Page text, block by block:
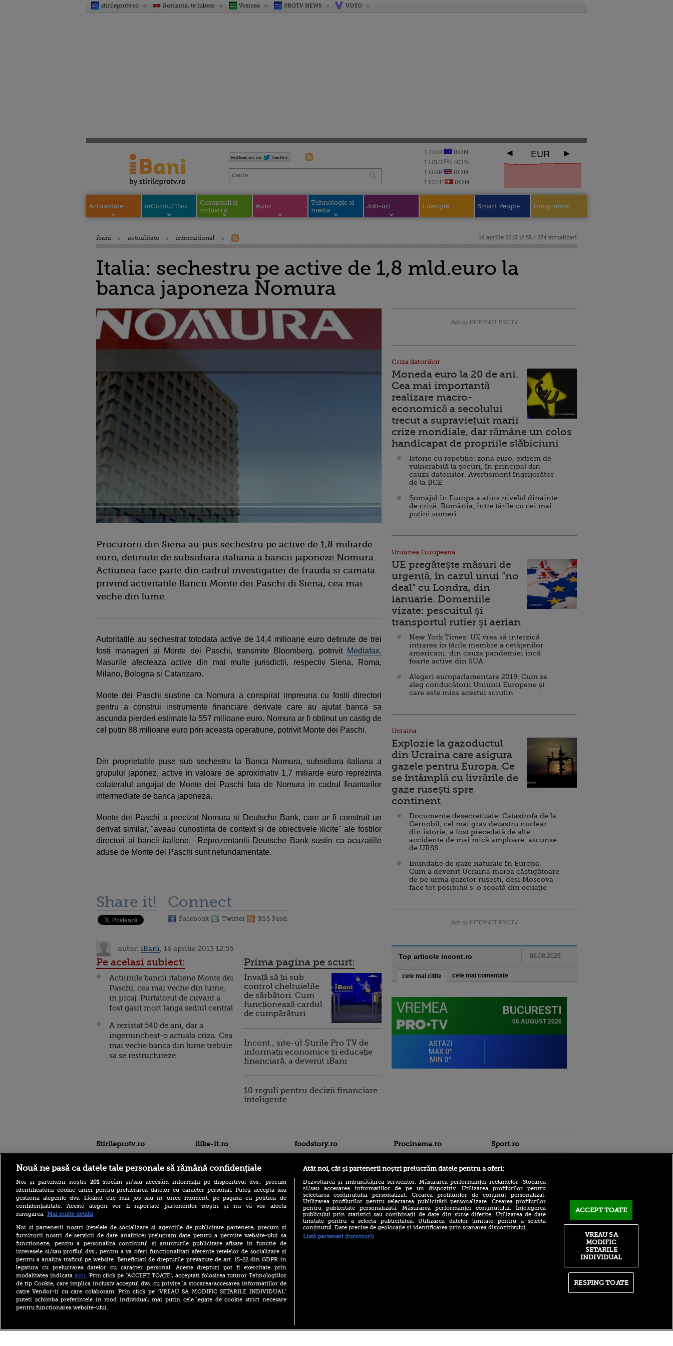
stirileprotv.ro Romania, te iubesc Vremea PROTV NEWS VOYO
1 EUR
RON
1 USD
RON
1 GBP
RON
1 CHF
RON
EUR
Actualitate inContul Tau
Companii si
industrii
Auto
Tehnologie si
media
Job-uri Lifestyle Smart People Infografice
ibani actualitate international 16 aprilie 2013 12:55 / 274 vizualizari
Italia: sechestru pe active de 1,8 mld.euro la
banca japoneza Nomura
Procurorii din Siena au pus sechestru pe active de 1,8 miliarde
euro, detinute de subsidiara italiana a bancii japoneze Nomura.
Actiunea face parte din cadrul investigatiei de frauda si camata
privind activitatile Bancii Monte dei Paschi di Siena, cea mai
veche din lume.
Autoritatile au sechestrat totodata active de 14,4 milioane euro detinute de trei
fosti manageri ai Monte dei Paschi, transmite Bloomberg, potrivit Mediafax.
Masurile afecteaza active din mai multe jurisdictii, respectiv Siena, Roma,
Milano, Bologna si Catanzaro.
Monte dei Paschi sustine ca Nomura a conspirat impreuna cu fostii directori
pentru a construi instrumente financiare derivate care au ajutat banca sa
ascunda pierderi estimate la 557 milioane euro. Nomura ar fi obtinut un castig de
cel putin 88 milioane euro prin aceasta operatiune, potrivit Monte dei Paschi.
Din proprietatile puse sub sechestru la Banca Nomura, subsidiara italiana a
grupului japonez, active in valoare de aproximativ 1,7 miliarde euro reprezinta
colateralul angajat de Monte dei Paschi fata de Nomura in cadrul finantarilor
intermediate de banca japoneza.
Monte dei Paschi a precizat Nomura si Deutsche Bank, care ar fi construit un
derivat similar, "aveau cunostinta de context si de obiectivele ilicite" ale fostilor
directori ai bancii italiene. Reprezentantii Deutsche Bank sustin ca acuzatiile
aduse de Monte dei Paschi sunt nefundamentate.
Share it! Connect
Facebook Twitter RSS Feed
autor: iBani , 16 aprilie 2013 12:55
Pe acelasi subiect:
Actiunile bancii italiene Monte dei
Paschi, cea mai veche din lume,
in picaj. Purtatorul de cuvant a
fost gasit mort langa sediul central
A rezistat 540 de ani, dar a
ingenuncheat-o actuala criza. Cea
mai veche banca din lume trebuie
sa se restructureze
Prima pagina pe scurt:
Invață să ții sub
control cheltuielile
de sărbători. Cum
funcționează cardul
de cumpărături
Incont , site-ul Știrile Pro TV de
informații economice și educație
financiară, a devenit iBani
10 reguli pentru decizii financiare
inteligente
Ads by INTERNET PROTV
Criza datoriilor
Moneda euro la 20 de ani.
Cea mai importantă
realizare macro-
economică a secolului
trecut a supraviețuit marii
crize mondiale, dar rămâne un colos
handicapat de propriile slăbiciuni
Istorie cu repetiție: zona euro, extrem de
vulnerabilă la șocuri, în principal din
cauza datoriilor. Avertisment îngrijorător
de la BCE
Șomajul în Europa a atins nivelul dinainte
de criză. România, între țările cu cei mai
puțini șomeri
Uniunea Europeana
UE pregătește măsuri de
urgență, în cazul unui ”no
deal” cu Londra, din
ianuarie. Domeniile
vizate: pescuitul şi
transportul rutier şi aerian
New York Times: UE vrea să interzică
intrarea în țările membre a cetăţenilor
americani, din cauza pandemiei încă
foarte active din SUA
Alegeri europarlamentare 2019: Cum se
aleg conducătorii Uniunii Europene și
care este miza acestui scrutin
Ucraina
Explozie la gazoductul
din Ucraina care asigura
gazele pentru Europa. Ce
se întâmplă cu livrările de
gaze rusești spre
continent
Documente desecretizate: Catastrofa de la
Cernobîl, cel mai grav dezastru nuclear
din istorie, a fost precedată de alte
accidente de mai mică amploare, ascunse
de URSS
Inundație de gaze naturale în Europa.
Cum a devenit Ucraina marea câștigătoare
de pe urma gazelor rusești, deși Moscova
face tot posibilul s-o scoată din ecuație
Ads by INTERNET PROTV
Top articole incont.ro 06.08.2026
cele mai citite cele mai comentate
Stirileprotv.ro
oraşe mari ale sale intră sub
alertă roșie de căldură
extremă
Fostul comandant-șef al
armatei ucrainene, după
declarațiile controversate:
Sunt pentru NATO, dar
trebuie să se reinventeze
Speranță pentru persoanele
alergice la câini.
Cercetătorii au creat
ilike-it.ro foodstory.ro
(P) Descoperă Lumea
Evenimentelor din România
cu Transilvania Events!
Procinema.ro
Emoții intense pentru
Sebastian Stan! Iubita lui,
Sport.ro
Bogdan Lobonț și Robert
Niță sunt invitații lui Andrei
Grecu, de la 16:00, la VOYO
SPORT LIVE
Drum liber: Zverev, eliminat
Nouă ne pasă ca datele tale personale să rămână confidențiale
Noi și partenerii noștri 201stocăm și/sau accesăm informații pe dispozitivul dvs., precum
identificatorii cookie unici pentru prelucrarea datelor cu caracter personal. Puteți accepta sau
gestiona alegerile dvs. făcând clic mai jos sau în orice moment, pe pagina cu politica de
confidențialitate. Aceste alegeri vor fi raportate partenerilor noștri și nu vă vor afecta
navigarea. Mai multe detalii
Noi si partenerii nostri (retelele de socializare si agentiile de publicitate partenere, precum si
furnizorii nostri de servicii de date analitice) prelucram date pentru a permite website-ului sa
functioneze, pentru a personaliza continutul si anunturile publicitare afisate in functie de
interesele si/sau profilul dvs., pentru a va oferi functionalitati aferente retelelor de socializare si
pentru a analiza traficul pe website. Beneficiati de drepturile prevazute de art. 15-22 din GDPR in
legatura cu prelucrarea datelor cu caracter personal. Aceste drepturi pot fi exercitate prin
modalitatea indicata aici. Prin click pe “ACCEPT TOATE”, acceptati folosirea tuturor Tehnologiilor
de tip Cookie, care implica inclusiv acceptul dvs. cu privire la stocarea/accesarea informatiilor de
catre Vendor-ii cu care colaboram. Prin click pe “VREAU SA MODIFIC SETARILE INDIVIDUAL”
puteti schimba preferintele in mod individual, mai putin cele legate de cookie strict necesare
pentru functionarea website-ului.
Atât noi, cât și partenerii noștri prelucrăm datele pentru a oferi:
Dezvoltarea și îmbunătățirea serviciilor. Măsurarea performanței reclamelor. Stocarea
și/sau accesarea informațiilor de pe un dispozitiv. Utilizarea profilurilor pentru
selectarea conținutului personalizat. Crearea profilurilor de conținut personalizat.
Utilizarea profilurilor pentru selectarea publicității personalizate. Crearea profilurilor
pentru publicitate personalizată. Măsurarea performanței conținutului. Înțelegerea
publicului prin statistici sau combinații de date din surse diferite. Utilizarea de date
limitate pentru a selecta publicitatea. Utilizarea datelor limitate pentru a selecta
conținutul. Date precise de geolocație și identificarea prin scanarea dispozitivului.
Listă parteneri (furnizori)
ACCEPT TOATE
RESPING TOATE
VREAU SA
MODIFIC
SETARILE
INDIVIDUAL